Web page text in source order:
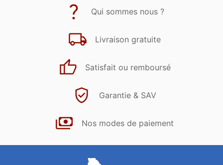
Qui sommes nous ?
Livraison gratuite
Satisfait ou remboursé
Garantie & SAV
Nos modes de paiement